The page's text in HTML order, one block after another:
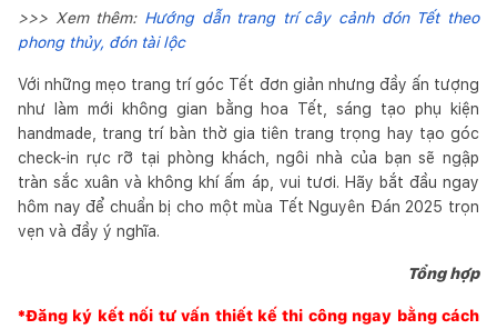
>>> Xem thêm: Hướng dẫn trang trí cây cảnh đón Tết theo
phong thủy, đón tài lộc
Với những mẹo trang trí góc Tết đơn giản nhưng đầy ấn tượng
như làm mới không gian bằng hoa Tết, sáng tạo phụ kiện
handmade, trang trí bàn thờ gia tiên trang trọng hay tạo góc
check-in rực rỡ tại phòng khách, ngôi nhà của bạn sẽ ngập
tràn sắc xuân và không khí ấm áp, vui tươi. Hãy bắt đầu ngay
hôm nay để chuẩn bị cho một mùa Tết Nguyên Đán 2025 trọn
vẹn và đầy ý nghĩa.
Tổng hợp
*Đăng ký kết nối tư vấn thiết kế thi công ngay bằng cách